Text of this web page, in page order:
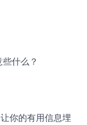
什么？
你的有用信息埋